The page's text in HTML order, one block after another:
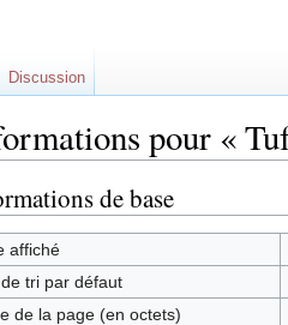
pour «
de base
affiché
tri par défaut
de la page (en octets)
Discussion